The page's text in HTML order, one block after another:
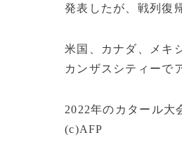
発表したが、戦列復
米国、カナダ、メキ
カンザスシティーで
2022年のカタール大
(c)AFP